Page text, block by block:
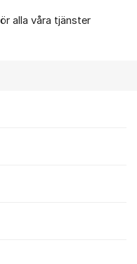
alla våra tjänster